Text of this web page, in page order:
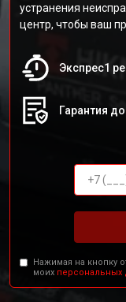
устранения
центр, чтобы ваш
Экспрес1
Гарантия
Нажимая на кнопку
моих персональных